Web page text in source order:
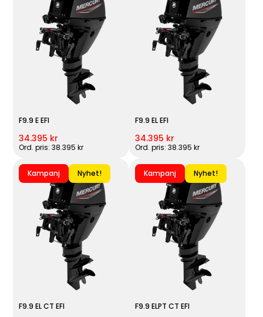
F9.9 E EFI
34.395 kr
Ord. pris: 38.395 kr
F9.9 EL EFI
34.395 kr
Ord. pris: 38.395 kr
Kampanj Nyhet!
F9.9 EL CT EFI
Kampanj Nyhet!
F9.9 ELPT CT EFI